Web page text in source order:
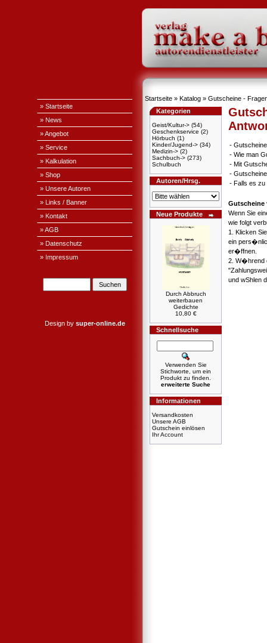
» Startseite
» News
» Angebot
» Service
» Kalkulation
» Shop
» Unsere Autoren
» Links / Banner
» Kontakt
» AGB
» Datenschutz
» Impressum
Design by super-online.de
Startseite » Katalog » Gutscheine -
Kategorien
Geist/Kultur-> (54)
Geschenkservice (2)
Hörbuch (1)
Kinder/Jugend-> (34)
Medizin-> (2)
Sachbuch-> (273)
Schulbuch
Autoren/Hrsg.
Neue Produkte
Durch Abbruch
weiterbauen
Gedichte
10,80 €
Schnellsuche
Verwenden Sie
Stichworte, um ein
Produkt zu finden.
erweiterte Suche
Informationen
Versandkosten
Unsere AGB
Gutschein einlösen
Ihr Account
-
- Wie man
- Mit
-
- Falls es zu
Gutscheine
Wenn Sie
wie folgt
1. Klicken
ein
er�ffnen.
2. W�hrend
und wShlen